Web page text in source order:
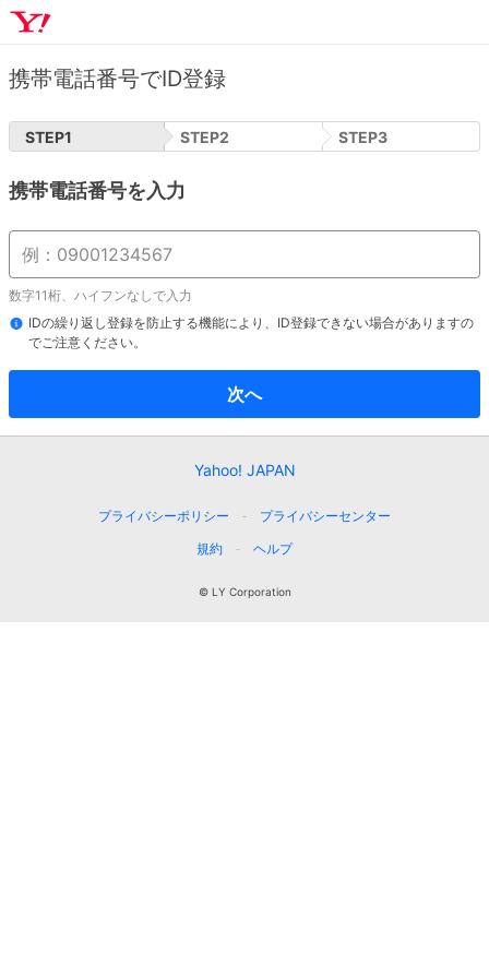
携帯電話番号でID登録
STEP1 STEP2 STEP3
携帯電話番号を入力
数字11桁、ハイフンなしで入力
IDの繰り返し登録を防止する機能により、ID登録できない場合がありますの
でご注意ください。
次へ
Yahoo! JAPAN
プライバシーポリシー
プライバシーセンター
規約
ヘルプ
© LY Corporation